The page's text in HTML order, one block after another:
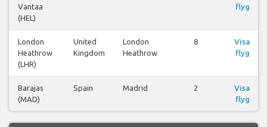
Vantaa
(HEL)
flyg
London
Heathrow
(LHR)
United
Kingdom
London
Heathrow
8
Visa
flyg
Barajas
(MAD)
Spain Madrid 2
Visa
flyg